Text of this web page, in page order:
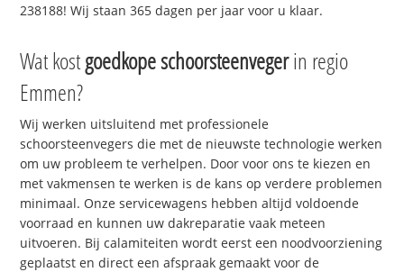
238188! Wij staan 365 dagen per jaar voor u klaar.
Wat kostgoedkope schoorsteenvegerin regio
Emmen?
Wij werken uitsluitend met professionele
schoorsteenvegers die met de nieuwste technologie werken
om uw probleem te verhelpen. Door voor ons te kiezen en
met vakmensen te werken is de kans op verdere problemen
minimaal. Onze servicewagens hebben altijd voldoende
voorraad en kunnen uw dakreparatie vaak meteen
uitvoeren. Bij calamiteiten wordt eerst een noodvoorziening
geplaatst en direct een afspraak gemaakt voor de